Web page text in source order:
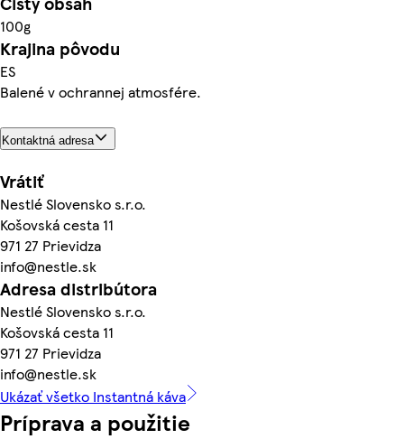
100g
Krajina pôvodu
ES
Balené v ochrannej atmosfére.
Kontaktná adresa
Vrátiť
Nestlé Slovensko s.r.o.
Košovská cesta 11
971 27 Prievidza
info@nestle.sk
Adresa distribútora
Nestlé Slovensko s.r.o.
Košovská cesta 11
971 27 Prievidza
info@nestle.sk
Ukázať všetko Instantná káva
Príprava a použitie